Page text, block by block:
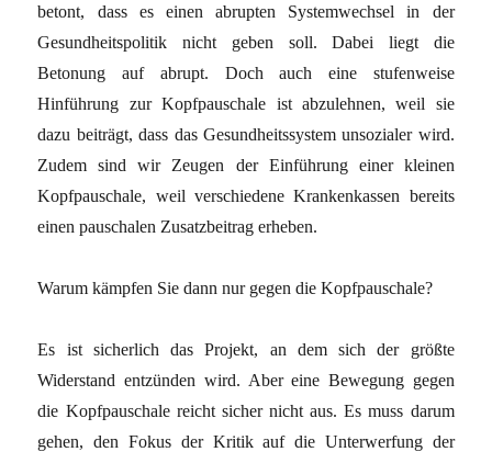
betont, dass es einen abrupten Systemwechsel in der
Gesundheitspolitik nicht geben soll. Dabei liegt die
Betonung auf abrupt. Doch auch eine stufenweise
Hinführung zur Kopfpauschale ist abzulehnen, weil sie
dazu beiträgt, dass das Gesundheitssystem unsozialer wird.
Zudem sind wir Zeugen der Einführung einer kleinen
Kopfpauschale, weil verschiedene Krankenkassen bereits
einen pauschalen Zusatzbeitrag erheben.
Warum kämpfen Sie dann nur gegen die Kopfpauschale?
Es ist sicherlich das Projekt, an dem sich der größte
Widerstand entzünden wird. Aber eine Bewegung gegen
die Kopfpauschale reicht sicher nicht aus. Es muss darum
gehen, den Fokus der Kritik auf die Unterwerfung der